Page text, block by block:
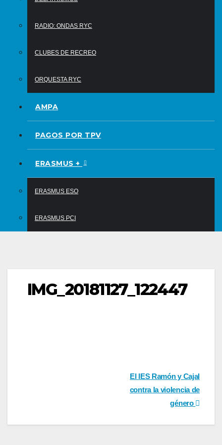
RADIO: ONDAS RYC
CLUBES DE RECREO
ORQUESTA RYC
AMPA
PAGOS POR TPV
ERASMUS +
ERASMUS ESO
ERASMUS PCI
IMG_20181127_122447
entradas
El IES Ramón y Cajal
contra la violencia de
género